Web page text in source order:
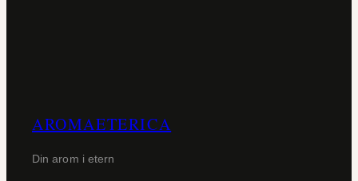
AROMAETERICA
Din arom i etern